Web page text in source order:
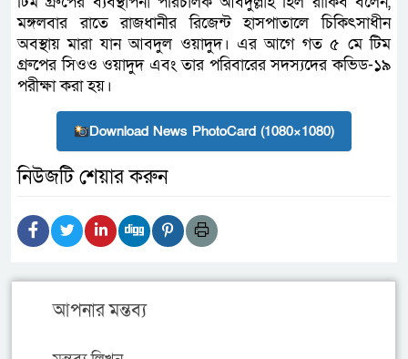
মঙ্গলবার রাতে রাজধানীর রিজেন্ট হাসপাতালে চিকিৎসাধীন
অবস্থায় মারা যান আবদুল ওয়াদুদ। এর আগে গত ৫ মে টিম
গ্রুপের সিওও ওয়াদুদ এবং তার পরিবারের সদস্যদের কভিড-১৯
পরীক্ষা করা হয়।
Download News PhotoCard (1080×1080)
নিউজটি শেয়ার করুন
আপনার মন্তব্য